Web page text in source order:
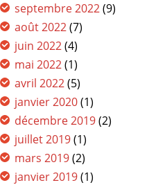
septembre 2022(9)
août 2022(7)
juin 2022(4)
mai 2022(1)
avril 2022(5)
janvier 2020(1)
décembre 2019(2)
juillet 2019(1)
mars 2019(2)
janvier 2019(1)